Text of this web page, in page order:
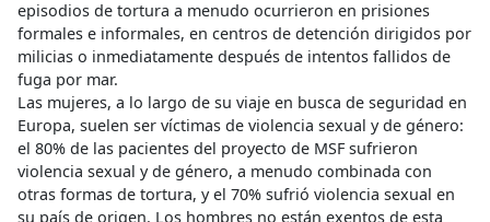
episodios de tortura a menudo ocurrieron en prisiones
formales e informales, en centros de detención dirigidos por
milicias o inmediatamente después de intentos fallidos de
fuga por mar.
Las mujeres, a lo largo de su viaje en busca de seguridad en
Europa, suelen ser víctimas de violencia sexual y de género:
el 80% de las pacientes del proyecto de MSF sufrieron
violencia sexual y de género, a menudo combinada con
otras formas de tortura, y el 70% sufrió violencia sexual en
su país de origen. Los hombres no están exentos de esta